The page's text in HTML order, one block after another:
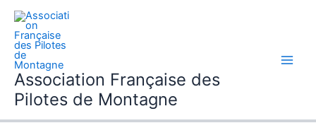
Aller
contenu
Association Française des
Pilotes de Montagne